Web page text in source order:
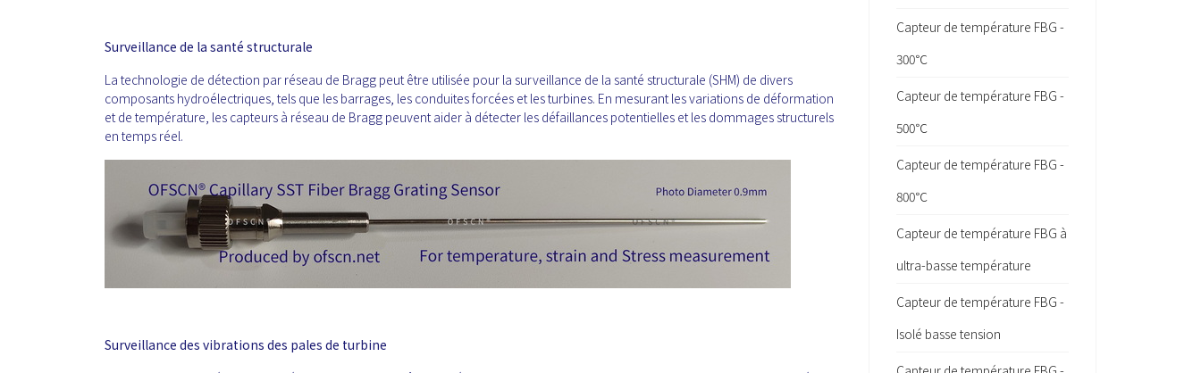
Surveillance de la santé structurale
La technologie de détection par réseau de Bragg peut être utilisée pour la surveillance de la santé structurale (SHM) de divers
composants hydroélectriques, tels que les barrages, les conduites forcées et les turbines. En mesurant les variations de déformation
et de température, les capteurs à réseau de Bragg peuvent aider à détecter les défaillances potentielles et les dommages structurels
en temps réel.
Surveillance des vibrations des pales de turbine
Capteur de température FBG -
300℃
Capteur de température FBG -
500℃
Capteur de température FBG -
800℃
Capteur de température FBG à
ultra-basse température
Capteur de température FBG -
Isolé basse tension